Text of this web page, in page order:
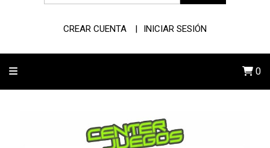
CREAR CUENTA INICIAR SESIÓN
0